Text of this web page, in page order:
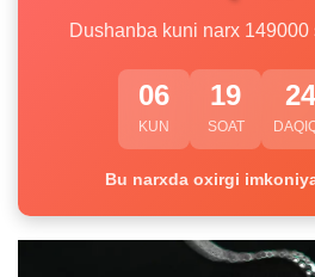
Dushanba kuni narx
06
KUN
19
SOAT
24
Bu narxda oxirgi